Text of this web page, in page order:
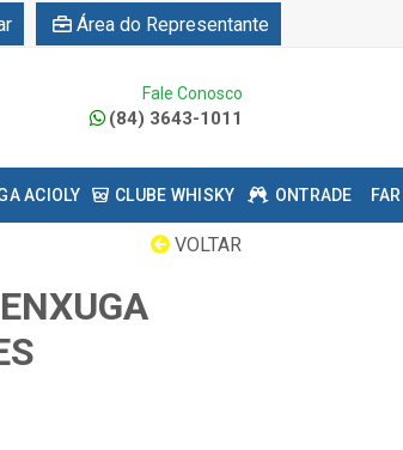
Área do Representante
Fale Conosco
(84) 3643-1011
ACIOLY CLUBE WHISKY ONTRADE
VOLTAR